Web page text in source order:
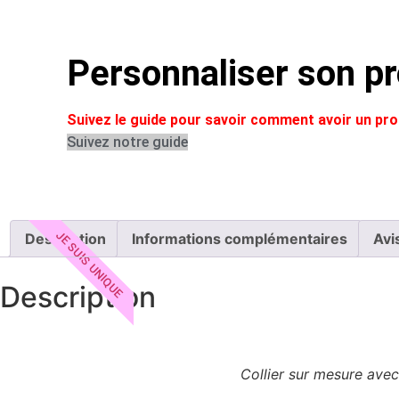
Personnaliser son
Suivez le guide pour savoir comment avoir un
Suivez notre guide
JE SUIS UNIQUE
Description Informations complémentaires
Description
Collier sur mesure